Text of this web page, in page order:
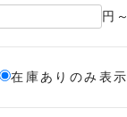
円～
在庫ありのみ表示